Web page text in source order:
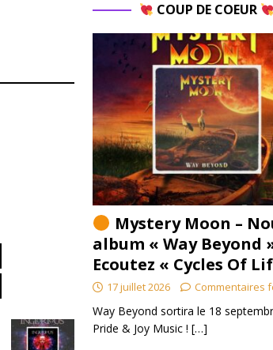
COUP DE COEUR
Mystery Moon –
album « Way Beyond
Ecoutez « Cycles Of
17 juillet 2026 Commentaires
Way Beyond sortira le 18
Pride & Joy Music ! […]